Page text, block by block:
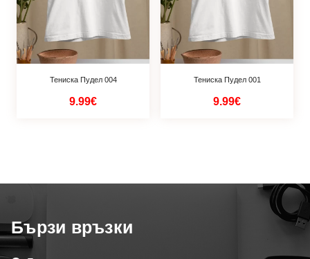
Тениска Пудел 004
9.99€
Тениска Пудел 001
9.99€
Бързи връзки